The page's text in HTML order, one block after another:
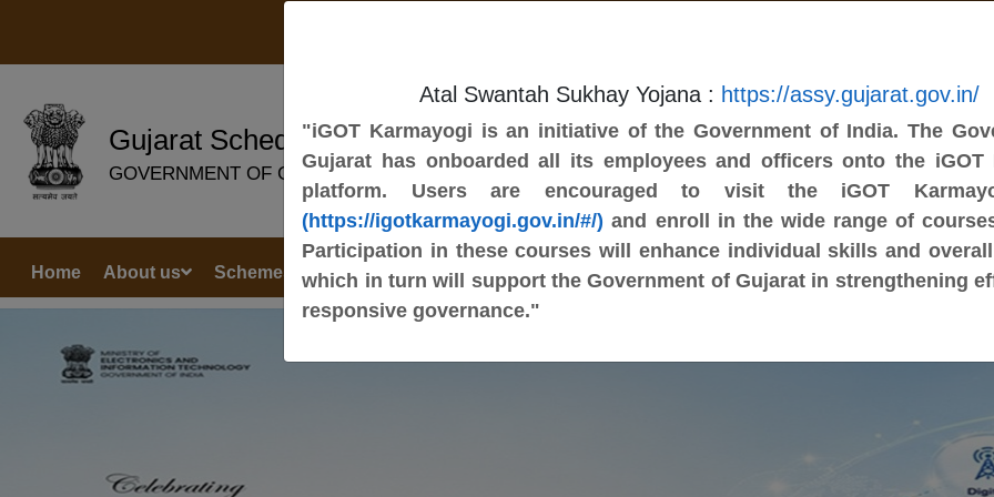
Atal Swantah Sukhay Yojana : https://assy.gujarat.gov.in/
"iGOT Karmayogi is an initiative of the Government of India. The
Gujarat has onboarded all its employees and officers onto the iGOT
platform. Users are encouraged to visit the iGOT
(https://igotkarmayogi.gov.in/#/) and enroll in the wide range of
Participation in these courses will enhance individual skills and
which in turn will support the Government of Gujarat in strengthening
responsive governance."
Gujarat Schedule Caste Development Corporation
GOVERNMENT OF GUJARAT
Home About us Schemes Beneficiaries Download Contact